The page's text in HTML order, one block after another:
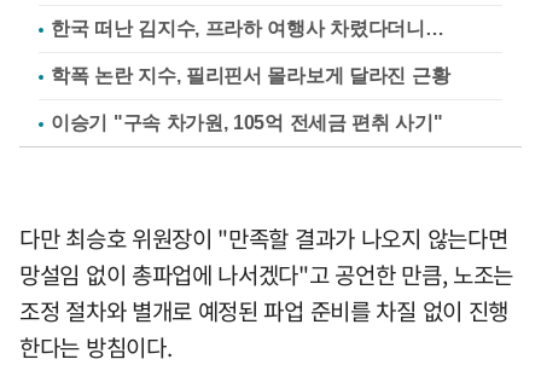
한국 떠난 김지수, 프라하 여행사 차렸다더니…
학폭 논란 지수, 필리핀서 몰라보게 달라진 근황
이승기 "구속 차가원, 105억 전세금 편취 사기"
다만 최승호 위원장이 "만족할 결과가 나오지 않는다면
망설임 없이 총파업에 나서겠다"고 공언한 만큼, 노조는
조정 절차와 별개로 예정된 파업 준비를 차질 없이 진행
한다는 방침이다.